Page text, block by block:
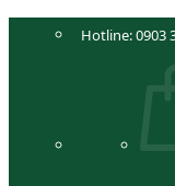
Hotline:0903